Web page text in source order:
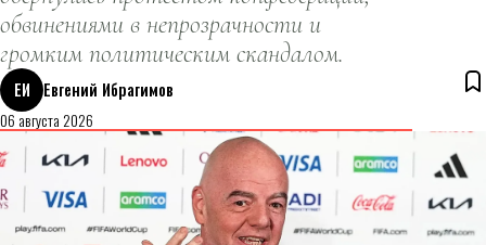
обвинениями в непрозрачности и
громким политическим скандалом.
ЕИ
Евгений Ибрагимов
06 августа 2026